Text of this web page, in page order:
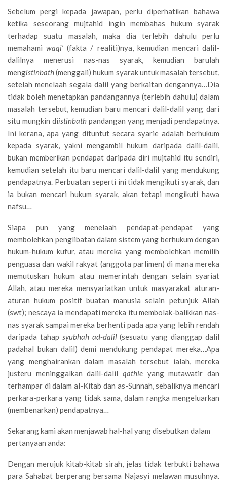
Sebelum pergi kepada jawapan, perlu diperhatikan bahawa
ketika seseorang mujtahid ingin membahas hukum syarak
terhadap suatu masalah, maka dia terlebih dahulu perlu
memahamiwaqi’ (fakta / realiti)nya, kemudian mencari dalil-
dalilnya menerusi nas-nas syarak, kemudian barulah
mengistinbath(menggali) hukum syarak untuk masalah tersebut,
setelah menelaah segala dalil yang berkaitan dengannya…Dia
tidak boleh menetapkan pandangannya (terlebih dahulu) dalam
masalah tersebut, kemudian baru mencari dalil-dalil yang dari
situ mungkin diistinbath pandangan yang menjadi pendapatnya.
Ini kerana, apa yang dituntut secara syarie adalah berhukum
kepada syarak, yakni mengambil hukum daripada dalil-dalil,
bukan memberikan pendapat daripada diri mujtahid itu sendiri,
kemudian setelah itu baru mencari dalil-dalil yang mendukung
pendapatnya. Perbuatan seperti ini tidak mengikuti syarak, dan
ia bukan mencari hukum syarak, akan tetapi mengikuti hawa
nafsu…
Siapa pun yang menelaah pendapat-pendapat yang
membolehkan penglibatan dalam sistem yang berhukum dengan
hukum-hukum kufur, atau mereka yang membolehkan memilih
penguasa dan wakil rakyat (anggota parlimen) di mana mereka
memutuskan hukum atau memerintah dengan selain syariat
Allah, atau mereka mensyariatkan untuk masyarakat aturan-
aturan hukum positif buatan manusia selain petunjuk Allah
(swt); nescaya ia mendapati mereka itu membolak-balikkan nas-
nas syarak sampai mereka berhenti pada apa yang lebih rendah
daripada tahap syubhah ad-dalil(sesuatu yang dianggap dalil
padahal bukan dalil) demi mendukung pendapat mereka…Apa
yang menghairankan dalam masalah tersebut ialah, mereka
justeru meninggalkan dalil-dalil qathie yang mutawatir dan
terhampar di dalam al-Kitab dan as-Sunnah, sebaliknya mencari
perkara-perkara yang tidak sama, dalam rangka mengeluarkan
(membenarkan) pendapatnya…
Sekarang kami akan menjawab hal-hal yang disebutkan dalam
pertanyaan anda:
Dengan merujuk kitab-kitab sirah, jelas tidak terbukti bahawa
para Sahabat berperang bersama Najasyi melawan musuhnya.